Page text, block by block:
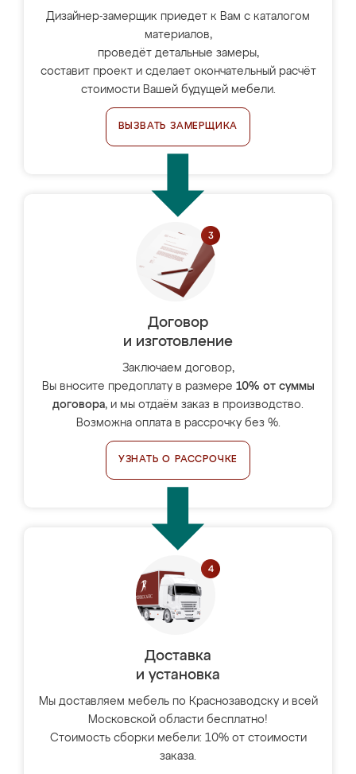
Дизайнер-замерщик приедет к Вам с каталогом
материалов,
проведёт детальные замеры,
составит проект и сделает окончательный расчёт
стоимости Вашей будущей мебели.
ВЫЗВАТЬ ЗАМЕРЩИКА
Договор
и изготовление
Заключаем договор,
Вы вносите предоплату в размере 10% от суммы
договора, и мы отдаём заказ в производство.
Возможна оплата в рассрочку без %.
УЗНАТЬ О РАССРОЧКЕ
Доставка
и установка
Мы доставляем мебель по Краснозаводску и всей
Московской области бесплатно!
Стоимость сборки мебели: 10% от стоимости
заказа.